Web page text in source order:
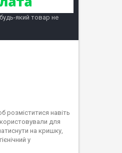
який товар не
розміститися навіть
для
на кришку,
у